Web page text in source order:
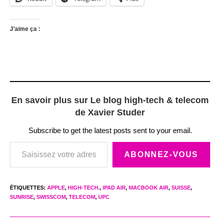
J’aime ça :
En savoir plus sur Le blog high-tech & telecom
de Xavier Studer
Subscribe to get the latest posts sent to your email.
Saisissez votre adresse e-mail…
ABONNEZ-VOUS
ÉTIQUETTES: APPLE, HIGH-TECH., IPAD AIR, MACBOOK AIR, SUISSE,
SUNRISE, SWISSCOM, TELECOM, UPC